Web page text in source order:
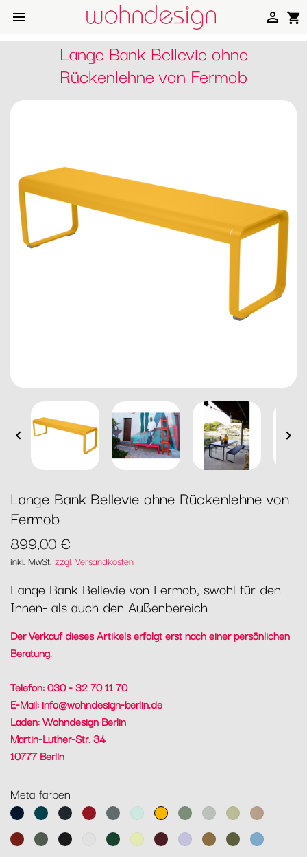
 shopping_cart

Lange Bank Bellevie ohne
Rückenlehne von Fermob
 
Lange Bank Bellevie ohne Rückenlehne von
Fermob
899,00 €
inkl. MwSt. zzgl. Versandkosten
Lange Bank Bellevie von Fermob, swohl für den
Innen- als auch den Außenbereich
Der Verkauf dieses Artikels erfolgt erst nach einer persönlichen
Beratung.
Telefon: 030 - 32 70 11 70
E-Mail: info@wohndesign-berlin.de
Laden: Wohndesign Berlin
Martin-Luther-Str. 34
10777 Berlin
Metallfarben
AbyssblauAcapulcoblau
Anthrazit
Chili Gewittergrau
Gletscherminze
HonigKaktusLehmgrau
LindgrünMuskat
OckerRosmarin
Lakritz Baumwollweiß
Zederngrün
Zitronensorbet
Schwarzkirsche
Marshmallo
Lebkuchen
PestoMaya